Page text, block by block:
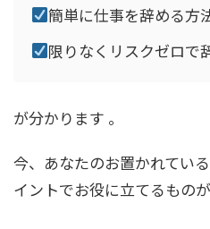
簡単に仕事を辞める方
限りなくリスクゼロで
が分かります 。
今、あなたのお置かれてい
イントでお役に立てるものが